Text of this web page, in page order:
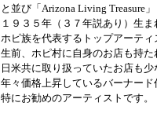
と並び「Arizona Living Treasure
１９３５年（３７年説あり）生
ホピ族を代表するトップアーティ
生前、ホピ村に自身のお店も持
日米共に取り扱っていたお店も
年々価格上昇しているバーナー
特にお勧めのアーティストです。